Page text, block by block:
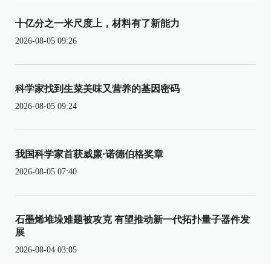
十亿分之一米尺度上，材料有了新能力
2026-08-05 09:26
科学家找到生菜美味又营养的基因密码
2026-08-05 09:24
我国科学家首获威廉·诺德伯格奖章
2026-08-05 07:40
石墨烯堆垛难题被攻克 有望推动新一代拓扑量子器件发
展
2026-08-04 03:05